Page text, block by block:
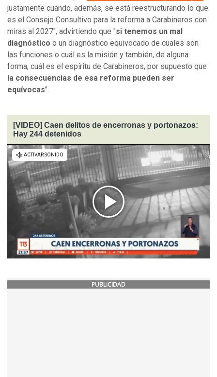
justamente cuando, además, se está reestructurando lo que
es el Consejo Consultivo para la reforma a Carabineros con
miras al 2027", advirtiendo que "si tenemos un mal
diagnóstico o un diagnóstico equivocado de cuales son
las funciones o cuál es la misión y también, de alguna
forma, cuál es el espíritu de Carabineros, por supuesto que
la consecuencias de esa reforma pueden ser
equívocas".
[VIDEO] Caen delitos de encerronas y portonazos:
Hay 244 detenidos
PUBLICIDAD